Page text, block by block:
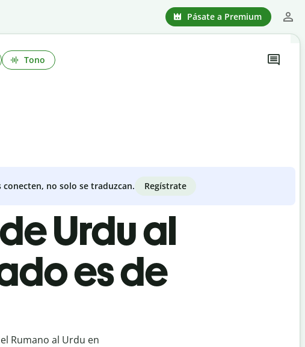
Pásate a Premium
Tono
no solo se traduzcan. Regístrate
Urdu al
es de
Rumano al Urdu en